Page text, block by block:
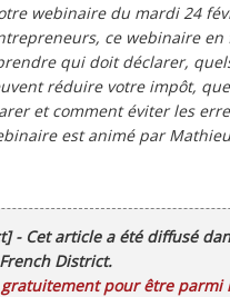
webinaire du mardi 24
ce webinaire en
qui doit déclarer,
réduire votre impôt,
et comment éviter les
est animé par
- Cet article a été diffusé
District.
pour être parmi